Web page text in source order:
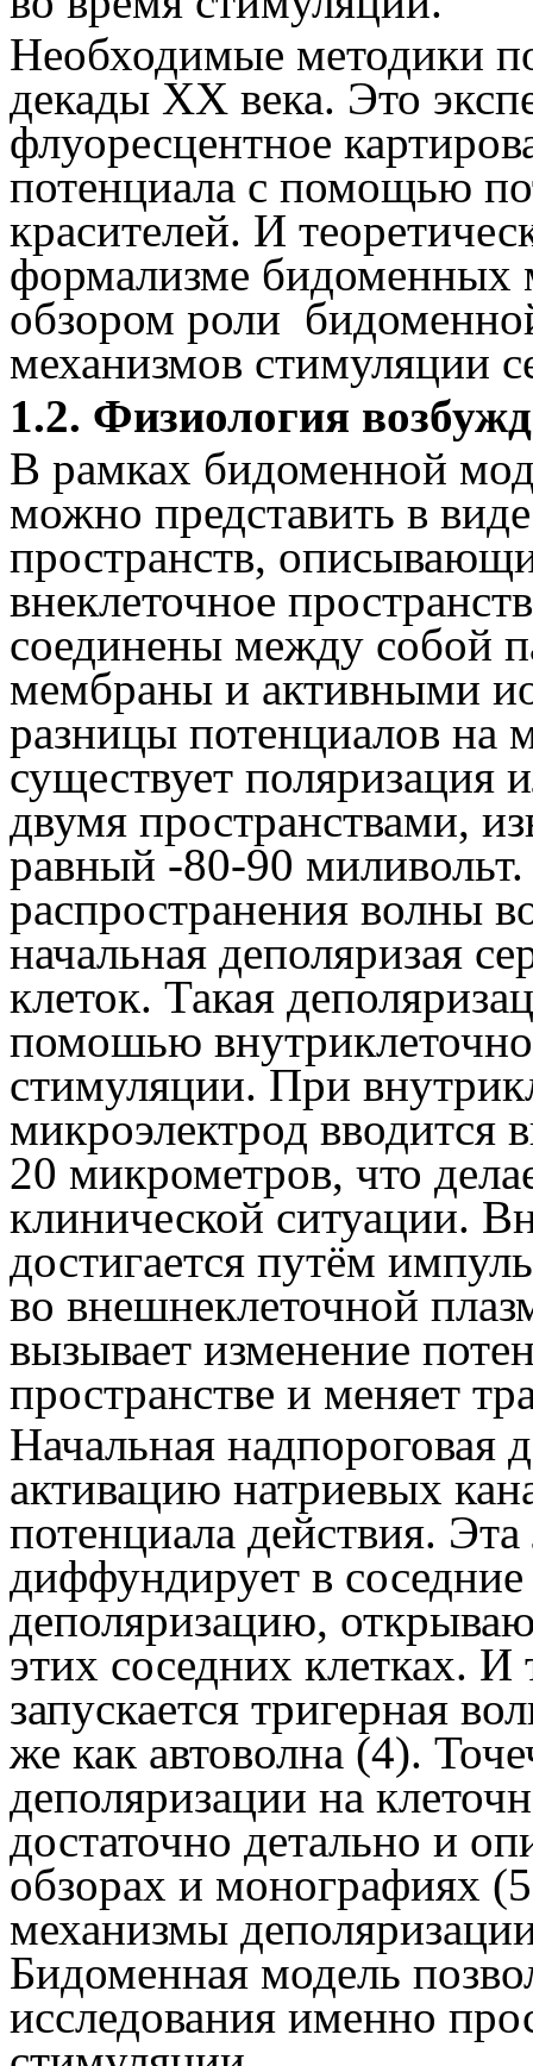
Необходимые методики
декады XX века. Это
флуоресцентное
потенциала с помощью
красителей. И
формализме бидоменных
обзором роли
механизмов стимуляции
1.2. Физиология
В рамках бидоменной
можно представить в
пространств,
внеклеточное
соединены между собой
мембраны и активными
разницы потенциалов на
существует поляризация
двумя пространствами,
равный -80-90
распространения волны
начальная деполяризая
клеток. Такая
помошью
стимуляции. При
микроэлектрод вводится
20 микрометров, что
клинической ситуации.
достигается путём
во внешнеклеточной
вызывает изменение
пространстве и меняет
Начальная надпороговая
активацию натриевых
потенциала действия.
диффундирует в
деполяризацию,
этих соседних клетках.
запускается тригерная
же как автоволна (4).
деполяризации на
достаточно детально и
обзорах и монографиях
механизмы
Бидоменная модель
исследования именно